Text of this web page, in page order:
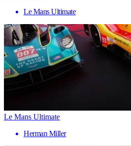
Le Mans Ultimate
Le Mans Ultimate
Herman Miller